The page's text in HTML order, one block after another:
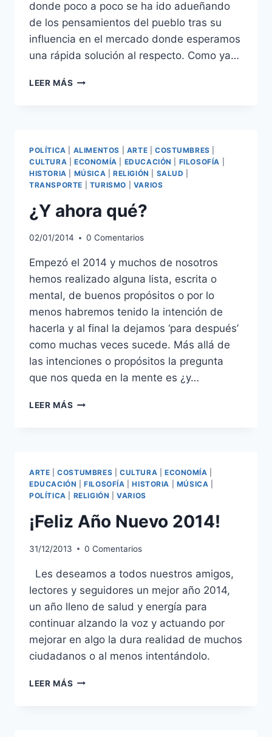
donde poco a poco se ha ido adueñando
de los pensamientos del pueblo tras su
influencia en el mercado donde esperamos
una rápida solución al respecto. Como ya…
LEER MÁS CONCENTRACIÓN
POLÍTICA ALIMENTOS ARTE COSTUMBRES
CULTURA
ECONOMÍA EDUCACIÓN FILOSOFÍA
HISTORIA
MÚSICA RELIGIÓN SALUD
TRANSPORTE
TURISMO VARIOS
¿Y ahora qué?
02/01/2014 0 Comentarios
Empezó el 2014 y muchos de nosotros
hemos realizado alguna lista, escrita o
mental, de buenos propósitos o por lo
menos habremos tenido la intención de
hacerla y al final la dejamos ‘para después’
como muchas veces sucede. Más allá de
las intenciones o propósitos la pregunta
que nos queda en la mente es ¿y…
LEER MÁS ¿Y
ARTE |COSTUMBRES CULTURA ECONOMÍA
EDUCACIÓN |FILOSOFÍA |HISTORIA MÚSICA
POLÍTICA
RELIGIÓN |VARIOS
¡Feliz Año Nuevo 2014!
31/12/2013 0 Comentarios
Les deseamos a todos nuestros amigos,
lectores y seguidores un mejor año 2014,
un año lleno de salud y energía para
continuar alzando la voz y actuando por
mejorar en algo la dura realidad de muchos
ciudadanos o al menos intentándolo.
LEER MÁS ¡FELIZ